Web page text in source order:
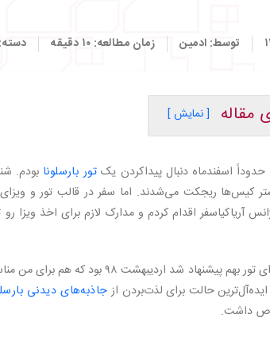
توسط: ادمین زمان مطالعه: ۱۰ دقیقه دسته:
[ نمایش ]
دقیق تاریخ و مدرنیته
تور بارسلونا بودم.
ریجکت می‌شدند. اما سفر در قالب تور و
آریاکیاسفر اقدام کردم و مدارک لازم برای اخذ ویزا
بهترین تاریخی که برای تور بهم
حالت برای لذت‌بردن از جاذبه‌های دیدنی
داشت.